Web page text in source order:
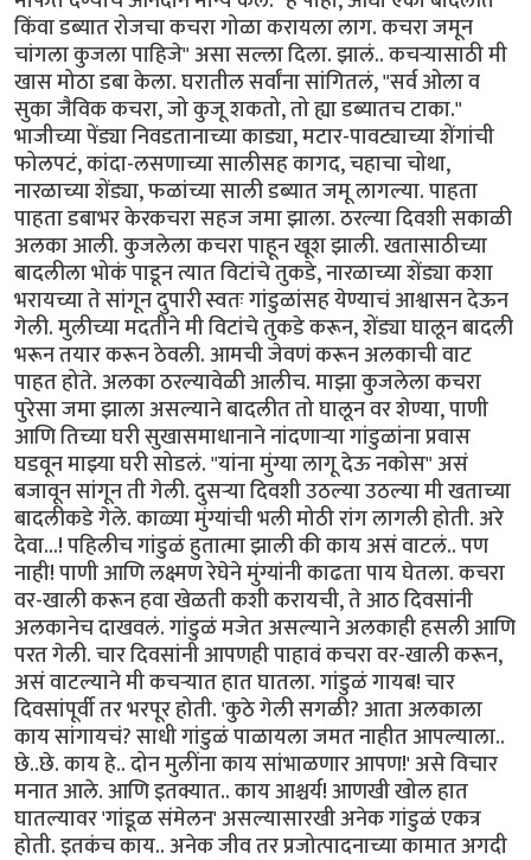
किंवा डब्यात रोजचा कचरा गोळा करायला लाग. कचरा जमून
चांगला कुजला पाहिजे" असा सल्ला दिला. झालं.. कचऱ्यासाठी मी
खास मोठा डबा केला. घरातील सर्वांना सांगितलं, "सर्व ओला व
सुका जैविक कचरा, जो कुजू शकतो, तो ह्या डब्यातच टाका."
भाजीच्या पेंड्या निवडतानाच्या काड्या, मटार-पावट्याच्या शेंगांची
फोलपटं, कांदा-लसणाच्या सालीसह कागद, चहाचा चोथा,
नारळाच्या शेंड्या, फळांच्या साली डब्यात जमू लागल्या. पाहता
पाहता डबाभर केरकचरा सहज जमा झाला. ठरल्या दिवशी सकाळी
अलका आली. कुजलेला कचरा पाहून खूश झाली. खतासाठीच्या
बादलीला भोकं पाडून त्यात विटांचे तुकडे, नारळाच्या शेंड्या कशा
भरायच्या ते सांगून दुपारी स्वतः गांडुळांसह येण्याचं आश्वासन देऊन
गेली. मुलीच्या मदतीने मी विटांचे तुकडे करून, शेंड्या घालून बादली
भरून तयार करून ठेवली. आमची जेवणं करून अलकाची वाट
पाहत होते. अलका ठरल्यावेळी आलीच. माझा कुजलेला कचरा
पुरेसा जमा झाला असल्याने बादलीत तो घालून वर शेण्या, पाणी
आणि तिच्या घरी सुखासमाधानाने नांदणाऱ्या गांडुळांना प्रवास
घडवून माझ्या घरी सोडलं. "यांना मुंग्या लागू देऊ नकोस" असं
बजावून सांगून ती गेली. दुसऱ्या दिवशी उठल्या उठल्या मी खताच्या
बादलीकडे गेले. काळ्या मुंग्यांची भली मोठी रांग लागली होती. अरे
देवा...! पहिलीच गांडुळं हुतात्मा झाली की काय असं वाटलं.. पण
नाही! पाणी आणि लक्ष्मण रेघेने मुंग्यांनी काढता पाय घेतला. कचरा
वर-खाली करून हवा खेळती कशी करायची, ते आठ दिवसांनी
अलकानेच दाखवलं. गांडुळं मजेत असल्याने अलकाही हसली आणि
परत गेली. चार दिवसांनी आपणही पाहावं कचरा वर-खाली करून,
असं वाटल्याने मी कचऱ्यात हात घातला. गांडुळं गायब! चार
दिवसांपूर्वी तर भरपूर होती. 'कुठे गेली सगळी? आता अलकाला
काय सांगायचं? साधी गांडुळं पाळायला जमत नाहीत आपल्याला..
छे..छे. काय हे.. दोन मुलींना काय सांभाळणार आपण!' असे विचार
मनात आले. आणि इतक्यात.. काय आश्चर्य! आणखी खोल हात
घातल्यावर 'गांडूळ संमेलन' असल्यासारखी अनेक गांडुळं एकत्र
होती. इतकंच काय.. अनेक जीव तर प्रजोत्पादनाच्या कामात अगदी